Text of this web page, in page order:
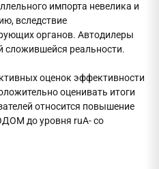
импорта невелика и
вследствие
органов. Автодилеры
сложившейся реальности.
оценок эффективности
оценивать итоги
относится повышение
до уровня ruA- со